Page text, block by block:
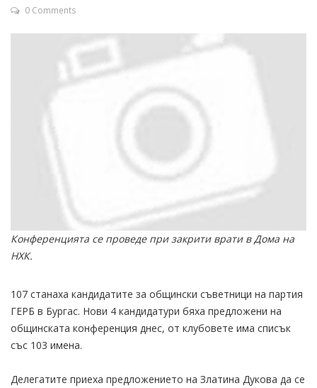
0 Comments
Конференцията се проведе при закрити врати в Дома на
НХК.
107 станаха кандидатите за общински съветници на партия
ГЕРБ в Бургас. Нови 4 кандидатури бяха предложени на
общинската конференция днес, от клубовете има списък
със 103 имена.
Делегатите приеха предложението на Златина Дукова да се